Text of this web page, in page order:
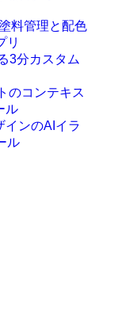
料管理と配色
リ
3分カスタム
のコンテキス
ル
インのAIイラ
ル